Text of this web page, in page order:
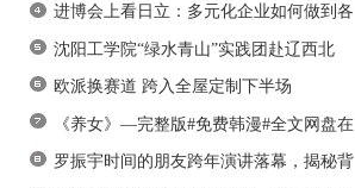
进博会上看日立：多元化企业如何做到各
沈阳工学院“绿水青山”实践团赴辽西北
欧派换赛道 跨入全屋定制下半场
《养女》—完整版#免费韩漫#全文网盘在
罗振宇时间的朋友跨年演讲落幕，揭秘背